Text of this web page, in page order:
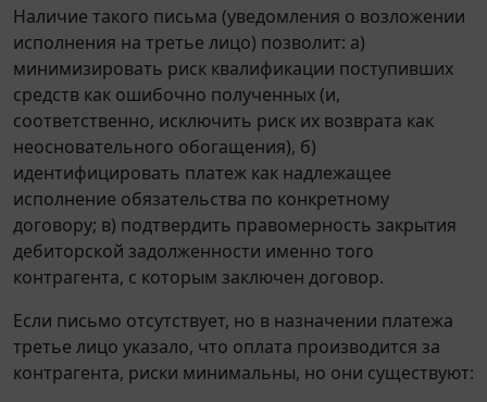
Наличие такого письма (уведомления о возложении
исполнения на третье лицо) позволит: а)
минимизировать риск квалификации поступивших
средств как ошибочно полученных (и,
соответственно, исключить риск их возврата как
неосновательного обогащения), б)
идентифицировать платеж как надлежащее
исполнение обязательства по конкретному
договору; в) подтвердить правомерность закрытия
дебиторской задолженности именно того
контрагента, с которым заключен договор.
Если письмо отсутствует, но в назначении платежа
третье лицо указало, что оплата производится за
контрагента, риски минимальны, но они существуют: